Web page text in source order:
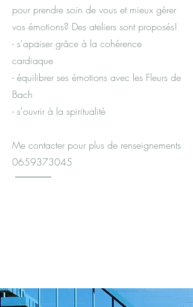
pour prendre soin de vous et mieux gérer
vos émotions? Des ateliers sont proposés!
- s'apaiser grâce à la cohérence
cardiaque
- équilibrer ses émotions avec les Fleurs de
Bach
- s'ouvrir à la spiritualité
Me contacter pour plus de renseignements
0659373045